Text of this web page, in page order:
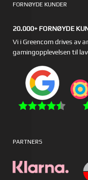
FORNØYDE KUNDER
20.000+ FORNØYDE
Vi i Greencom drives av
gamingopplevelsen til
PARTNERS